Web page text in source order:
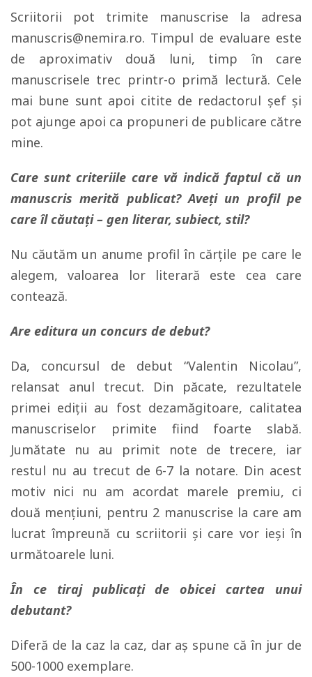
Scriitorii pot trimite manuscrise la adresa
manuscris@nemira.ro. Timpul de evaluare este
de aproximativ două luni, timp în care
manuscrisele trec printr-o primă lectură. Cele
mai bune sunt apoi citite de redactorul şef şi
pot ajunge apoi ca propuneri de publicare către
mine.
Care sunt criteriile care vă indică faptul că un
manuscris merită publicat? Aveți un profil pe
care îl căutați – gen literar, subiect, stil?
Nu căutăm un anume profil în cărţile pe care le
alegem, valoarea lor literară este cea care
contează.
Are editura un concurs de debut?
Da, concursul de debut “Valentin Nicolau”,
relansat anul trecut. Din păcate, rezultatele
primei ediţii au fost dezamăgitoare, calitatea
manuscriselor primite fiind foarte slabă.
Jumătate nu au primit note de trecere, iar
restul nu au trecut de 6-7 la notare. Din acest
motiv nici nu am acordat marele premiu, ci
două menţiuni, pentru 2 manuscrise la care am
lucrat împreună cu scriitorii şi care vor ieşi în
următoarele luni.
În ce tiraj publicați de obicei cartea unui
debutant?
Diferă de la caz la caz, dar aş spune că în jur de
500-1000 exemplare.